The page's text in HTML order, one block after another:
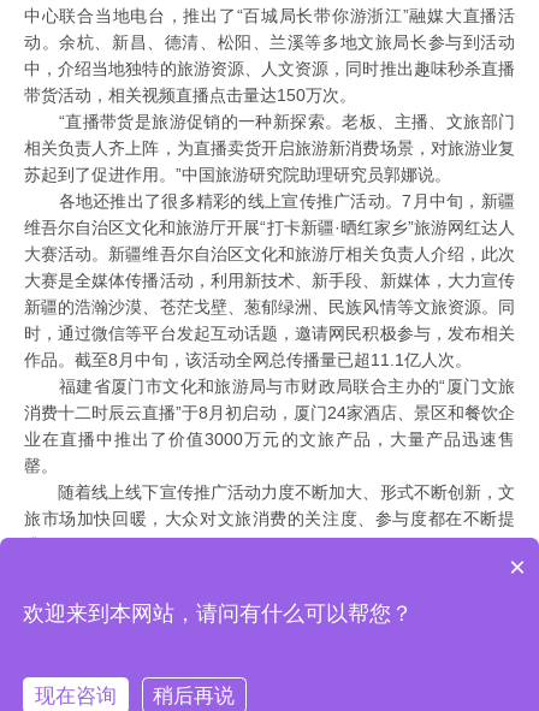
中心联合当地电台，推出了“百城局长带你游浙江”融媒大直播活
动。余杭、新昌、德清、松阳、兰溪等多地文旅局长参与到活动
中，介绍当地独特的旅游资源、人文资源，同时推出趣味秒杀直播
带货活动，相关视频直播点击量达150万次。
“直播带货是旅游促销的一种新探索。老板、主播、文旅部门
相关负责人齐上阵，为直播卖货开启旅游新消费场景，对旅游业复
苏起到了促进作用。”中国旅游研究院助理研究员郭娜说。
各地还推出了很多精彩的线上宣传推广活动。7月中旬，新疆
维吾尔自治区文化和旅游厅开展“打卡新疆·晒红家乡”旅游网红达人
大赛活动。新疆维吾尔自治区文化和旅游厅相关负责人介绍，此次
大赛是全媒体传播活动，利用新技术、新手段、新媒体，大力宣传
新疆的浩瀚沙漠、苍茫戈壁、葱郁绿洲、民族风情等文旅资源。同
时，通过微信等平台发起互动话题，邀请网民积极参与，发布相关
作品。截至8月中旬，该活动全网总传播量已超11.1亿人次。
福建省厦门市文化和旅游局与市财政局联合主办的“厦门文旅
消费十二时辰云直播”于8月初启动，厦门24家酒店、景区和餐饮企
业在直播中推出了价值3000万元的文旅产品，大量产品迅速售
罄。
随着线上线下宣传推广活动力度不断加大、形式不断创新，文
旅市场加快回暖，大众对文旅消费的关注度、参与度都在不断提
2017 智景游www.zhijingyou.comAll rights reserved.鄂ICP备16015595号
鄂公网安备 42018502001485号
×
欢迎来到本网站，请问有什么可以帮您？
现在咨询 稍后再说